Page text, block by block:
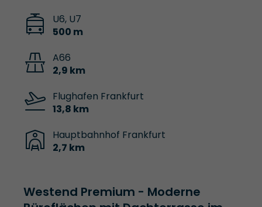
U6, U7
500 m
A66
2,9 km
Flughafen Frankfurt
13,8 km
Hauptbahnhof Frankfurt
2,7 km
Westend Premium - Moderne